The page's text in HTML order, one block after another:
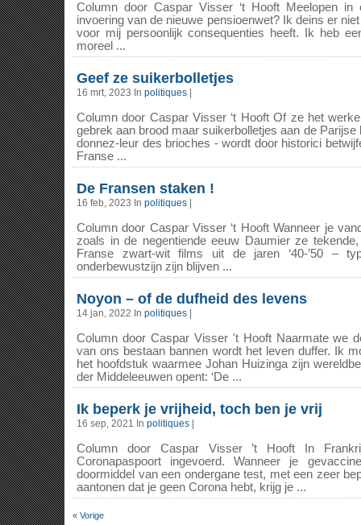
Column door Caspar Visser ‘t Hooft Meelopen in
invoering van de nieuwe pensioenwet? Ik deins er
voor mij persoonlijk consequenties heeft. Ik heb
moreel ...
Geef ze suikerbolletjes
16 mrt, 2023 In politiques
Column door Caspar Visser ‘t Hooft Of ze het
gebrek aan brood maar suikerbolletjes aan de
donnez-leur des brioches - wordt door historici
Franse ...
De Fransen staken !
16 feb, 2023 In politiques
Column door Caspar Visser ‘t Hooft Wanneer je
zoals in de negentiende eeuw Daumier ze
Franse zwart-wit films uit de jaren ‘40-’50 –
onderbewustzijn zijn blijven ...
Noyon – of de dufheid des levens
14 jan, 2022 In politiques
Column door Caspar Visser 't Hooft Naarmate we
van ons bestaan bannen wordt het leven duffer. Ik
het hoofdstuk waarmee Johan Huizinga zijn
der Middeleeuwen opent: ‘De ...
Ik beperk je vrijheid, toch ben je vrij
16 sep, 2021 In politiques
Column door Caspar Visser ’t Hooft In
Coronapaspoort ingevoerd. Wanneer je
doormiddel van een ondergane test, met een zeer
aantonen dat je geen Corona hebt, krijg je ...
« Vorige